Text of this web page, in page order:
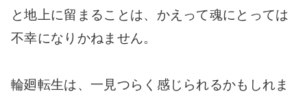
と地上に留まることは、かえって魂にとっては
不幸になりかねません。
輪廻転生は、一見つらく感じられるかもしれま